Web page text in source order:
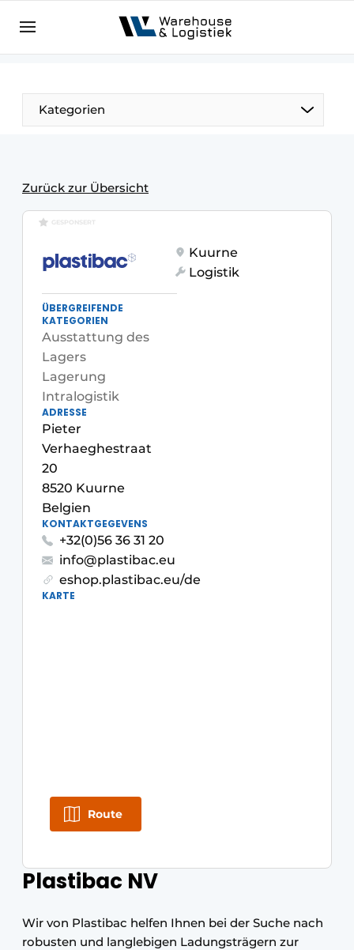
NL EN
Kategorien
Zurück zur Übersicht
Plastibac NV
Wir von Plastibac helfen Ihnen bei der Suche nach
robusten und langlebigen Ladungsträgern zur
GESPONSERT
Kuurne
Logistik
ÜBERGREIFENDE
KATEGORIEN
Ausstattung des
Lagers
Lagerung
Intralogistik
ADRESSE
Pieter
Verhaeghestraat
20
8520 Kuurne
Belgien
KONTAKTGEGEVENS
+32(0)56 36 31 20
info@plastibac.eu
eshop.plastibac.eu/de
KARTE
Route